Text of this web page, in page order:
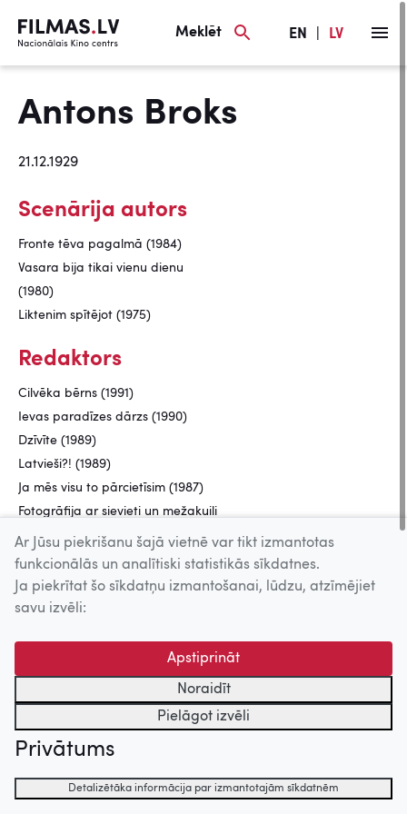
Meklēt EN LV
Antons Broks
21.12.1929
Scenārija autors
Fronte tēva pagalmā (1984)
Vasara bija tikai vienu dienu
(1980)
Liktenim spītējot (1975)
Redaktors
Cilvēka bērns (1991)
Ievas paradīzes dārzs (1990)
Dzīvīte (1989)
Latvieši?! (1989)
Ja mēs visu to pārcietīsim (1987)
Fotogrāfija ar sievieti un mežakuili
(1987)
Bailes (1986)
Parāds mīlestībā (1984)
Kad bremzes netur (1984)
Laikmetu griežos (1981)
Spēle (1981)
Novēli man lidojumam nelabvēlīgu
laiku (1980)
Vainīgais (1979)
Ar Jūsu piekrišanu šajā vietnē var tikt izmantotas
funkcionālās un analītiski statistikās sīkdatnes.
Ja piekrītat šo sīkdatņu izmantošanai, lūdzu, atzīmējiet
savu izvēli:
Apstiprināt
Noraidīt
Pielāgot izvēli
Privātums
Detalizētāka informācija par izmantotajām sīkdatnēm